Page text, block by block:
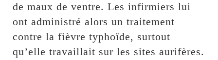
de maux de ventre. Les infirmiers lui
ont administré alors un traitement
contre la fièvre typhoïde, surtout
qu’elle travaillait sur les sites aurifères.